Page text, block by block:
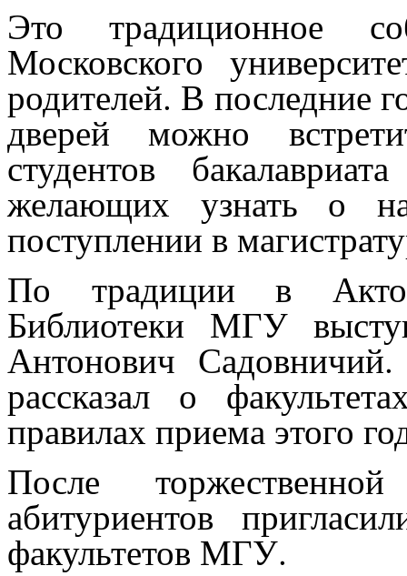
Это традиционное
Московского
родителей. В последние
дверей можно
студентов
желающих узнать о
поступлении в
По традиции в
Библиотеки МГУ
Антонович
рассказал о
правилах приема этого
После
абитуриентов
факультетов МГУ.